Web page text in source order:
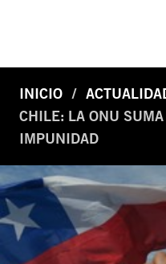
INICIO
CHILE: LA ONU
IMPUNIDAD